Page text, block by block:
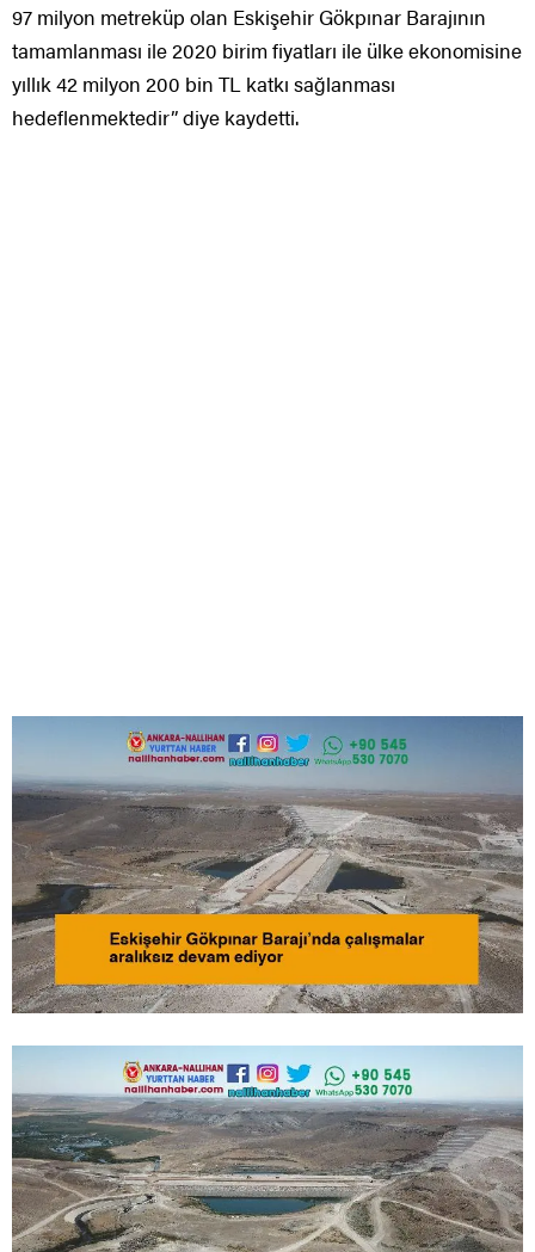
97 milyon metreküp olan Eskişehir Gökpınar Barajının
tamamlanması ile 2020 birim fiyatları ile ülke ekonomisine
yıllık 42 milyon 200 bin TL katkı sağlanması
hedeflenmektedir” diye kaydetti.